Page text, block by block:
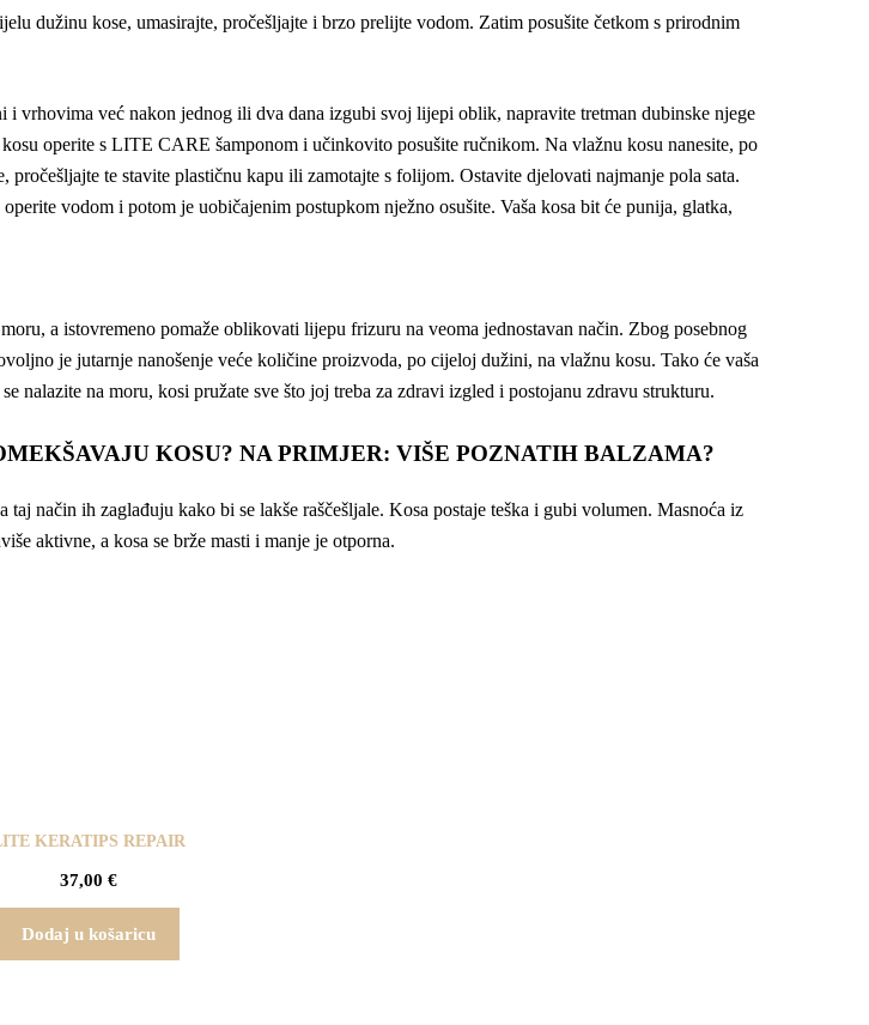
dužinu kose, umasirajte, pročešljajte i brzo prelijte vodom. Zatim posušite četkom s prirodnim
vrhovima već nakon jednog ili dva dana izgubi svoj lijepi oblik, napravite tretman dubinske njege
operite s LITE CARE šamponom i učinkovito posušite ručnikom. Na vlažnu kosu nanesite, po
te stavite plastičnu kapu ili zamotajte s folijom. Ostavite djelovati najmanje pola sata.
vodom i potom je uobičajenim postupkom nježno osušite. Vaša kosa bit će punija, glatka,
a istovremeno pomaže oblikovati lijepu frizuru na veoma jednostavan način. Zbog posebnog
je jutarnje nanošenje veće količine proizvoda, po cijeloj dužini, na vlažnu kosu. Tako će vaša
na moru, kosi pružate sve što joj treba za zdravi izgled i postojanu zdravu strukturu.
KOSU? NA PRIMJER: VIŠE POZNATIH BALZAMA?
način ih zaglađuju kako bi se lakše raščešljale. Kosa postaje teška i gubi volumen. Masnoća iz
aktivne, a kosa se brže masti i manje je otporna.
KERATIPS REPAIR
37,00 €
Dodaj u košaricu